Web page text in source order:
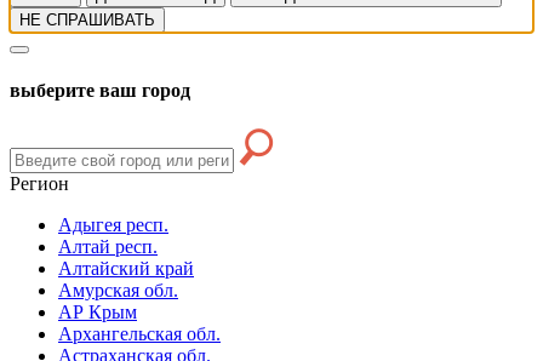
НЕ СПРАШИВАТЬ
выберите ваш город
Регион
Адыгея респ.
Алтай респ.
Алтайский край
Амурская обл.
АР Крым
Архангельская обл.
Астраханская обл.